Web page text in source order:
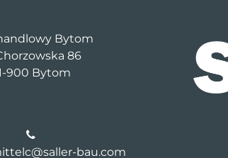
Bytom
86
900 Bytom
bau.com